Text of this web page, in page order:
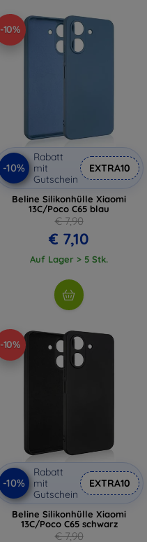
-10%
-10%
Rabatt
mit
Gutschein
EXTRA10
Beline Silikonhülle Xiaomi
13C/Poco C65 blau
€ 7,90
€ 7,10
Auf Lager > 5 Stk.
-10%
-10%
Rabatt
mit
Gutschein
EXTRA10
Beline Silikonhülle Xiaomi
13C/Poco C65 schwarz
€ 7,90